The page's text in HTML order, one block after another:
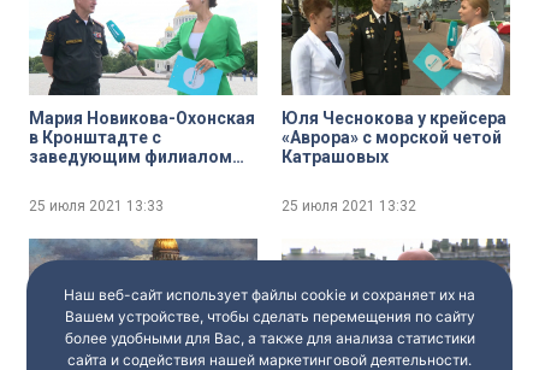
Мария Новикова-Охонская
в Кронштадте с
заведующим филиалом
Тарапоном
25 июля 2021 13:33
Юля Чеснокова у крейсера
«Аврора» с морской четой
Катрашовых
25 июля 2021 13:32
Наш веб-сайт использует файлы cookie и сохраняет их на
Вашем устройстве, чтобы сделать перемещения по сайту
более удобными для Вас, а также для анализа статистики
сайта и содействия нашей маркетинговой деятельности.